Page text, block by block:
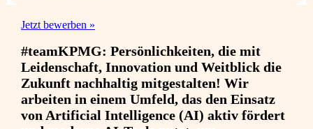
Jetzt bewerben »
#teamKPMG: Persönlichkeiten, die mit
Leidenschaft, Innovation und Weitblick die
Zukunft nachhaltig mitgestalten! Wir
arbeiten in einem Umfeld, das den Einsatz
von Artificial Intelligence (AI) aktiv fördert